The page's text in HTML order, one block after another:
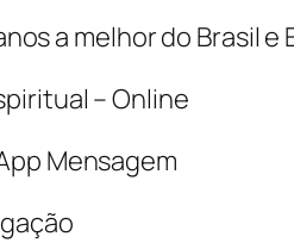
a melhor do Brasil e
– Online
Mensagem